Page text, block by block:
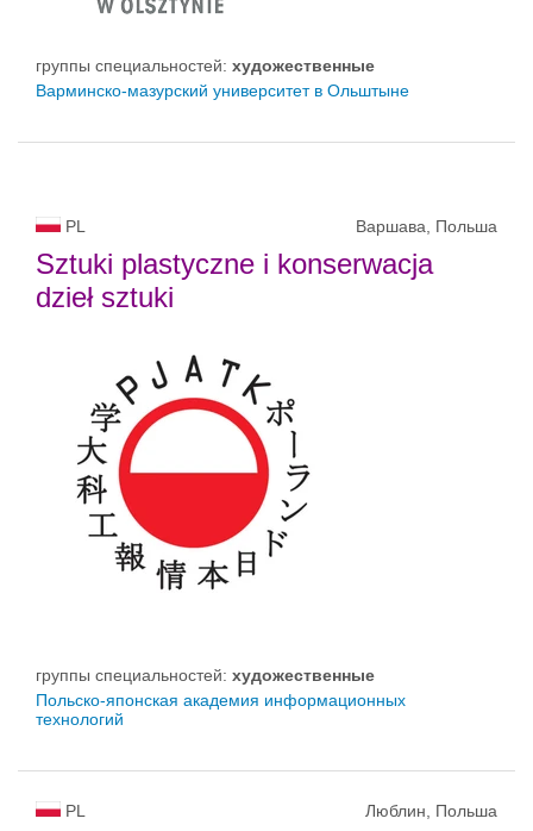
группы специальностей: художественные
Варминско-мазурский yниверситет в Ольштыне
PL Варшава, Польша
Sztuki plastyczne i konserwacja
dzieł sztuki
группы специальностей: художественные
Польско-японская академия информационных
технологий
PL Люблин, Польша